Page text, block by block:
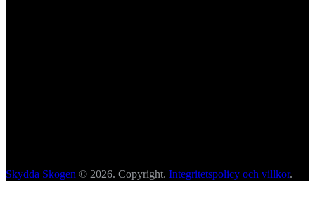
Skydda Skogen © 2026. Copyright. Integritetspolicy och villkor.